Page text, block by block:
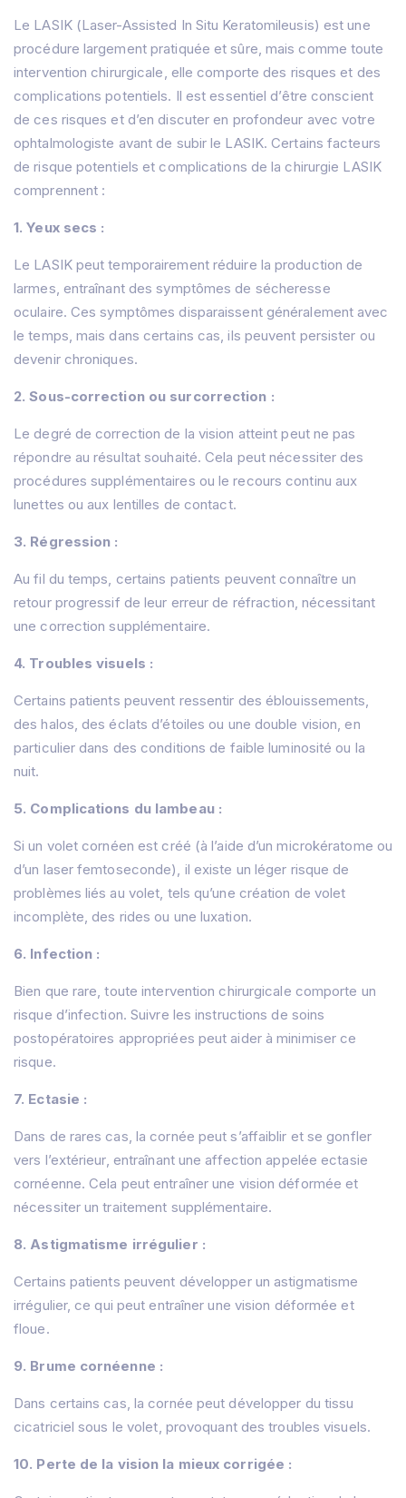
Le LASIK (Laser-Assisted In Situ Keratomileusis) est une
procédure largement pratiquée et sûre, mais comme toute
intervention chirurgicale, elle comporte des risques et des
complications potentiels. Il est essentiel d’être conscient
de ces risques et d’en discuter en profondeur avec votre
ophtalmologiste avant de subir le LASIK. Certains facteurs
de risque potentiels et complications de la chirurgie LASIK
comprennent :
1. Yeux secs :
Le LASIK peut temporairement réduire la production de
larmes, entraînant des symptômes de sécheresse
oculaire. Ces symptômes disparaissent généralement avec
le temps, mais dans certains cas, ils peuvent persister ou
devenir chroniques.
2. Sous-correction ou surcorrection :
Le degré de correction de la vision atteint peut ne pas
répondre au résultat souhaité. Cela peut nécessiter des
procédures supplémentaires ou le recours continu aux
lunettes ou aux lentilles de contact.
3. Régression :
Au fil du temps, certains patients peuvent connaître un
retour progressif de leur erreur de réfraction, nécessitant
une correction supplémentaire.
4. Troubles visuels :
Certains patients peuvent ressentir des éblouissements,
des halos, des éclats d’étoiles ou une double vision, en
particulier dans des conditions de faible luminosité ou la
nuit.
5. Complications du lambeau :
Si un volet cornéen est créé (à l’aide d’un microkératome ou
d’un laser femtoseconde), il existe un léger risque de
problèmes liés au volet, tels qu’une création de volet
incomplète, des rides ou une luxation.
6. Infection :
Bien que rare, toute intervention chirurgicale comporte un
risque d’infection. Suivre les instructions de soins
postopératoires appropriées peut aider à minimiser ce
risque.
7. Ectasie :
Dans de rares cas, la cornée peut s’affaiblir et se gonfler
vers l’extérieur, entraînant une affection appelée ectasie
cornéenne. Cela peut entraîner une vision déformée et
nécessiter un traitement supplémentaire.
8. Astigmatisme irrégulier :
Certains patients peuvent développer un astigmatisme
irrégulier, ce qui peut entraîner une vision déformée et
floue.
9. Brume cornéenne :
Dans certains cas, la cornée peut développer du tissu
cicatriciel sous le volet, provoquant des troubles visuels.
10. Perte de la vision la mieux corrigée :